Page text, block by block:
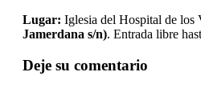
Lugar: Iglesia del Hospital de los
Jamerdana s/n). Entrada libre
Deje su comentario